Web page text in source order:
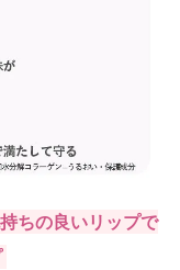
ちの良いリップで